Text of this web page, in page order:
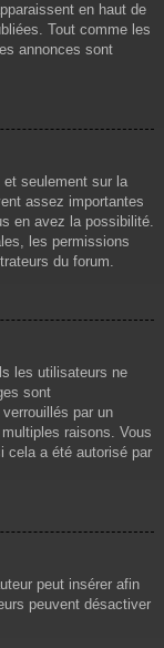
en haut de
Tout comme les
annonces sont
seulement sur la
assez importantes
en avez la possibilité.
les permissions
du forum.
les utilisateurs ne
sont
par un
raisons. Vous
cela a été autorisé par
peut insérer afin
peuvent désactiver